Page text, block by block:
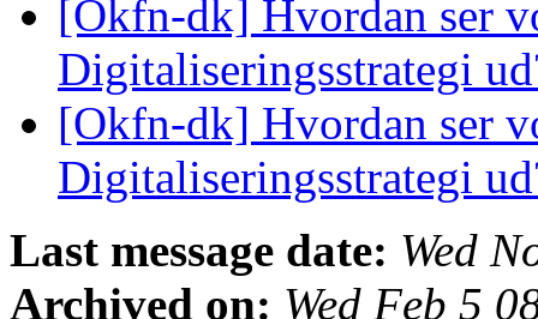
[Okfn-dk] Hvordan ser
Digitaliseringsstrategi
[Okfn-dk] Hvordan ser
Digitaliseringsstrategi
Last message date: Wed
Archived on: Wed Feb 5